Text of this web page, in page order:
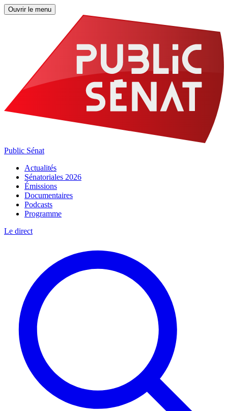
Ouvrir le menu
Public Sénat
Actualités
Sénatoriales 2026
Émissions
Documentaires
Podcasts
Programme
Le direct